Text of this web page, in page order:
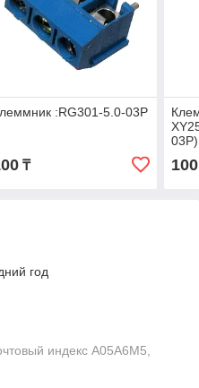
:RG301-5.0-03P
₸ 100
год
индекс A05A6M5,